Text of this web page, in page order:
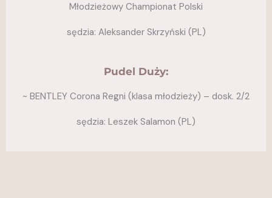
Młodzieżowy Championat Polski
sędzia: Aleksander Skrzyński (PL)
Pudel Duży:
~ BENTLEY Corona Regni (klasa młodzieży) – dosk. 2/2
sędzia: Leszek Salamon (PL)